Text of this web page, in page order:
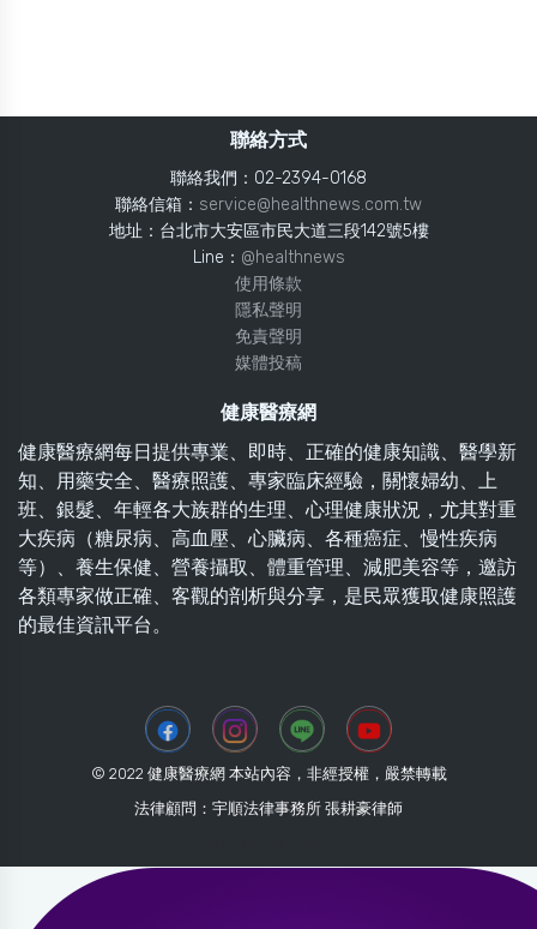
聯絡方式
聯絡我們：02-2394-0168
聯絡信箱： service@healthnews.com.tw
地址：台北市大安區市民大道三段142號5樓
Line： @healthnews
使用條款
隱私聲明
免責聲明
媒體投稿
健康醫療網
健康醫療網每日提供專業、即時、正確的健康知識、醫學新
知、用藥安全、醫療照護、專家臨床經驗，關懷婦幼、上
班、銀髮、年輕各大族群的生理、心理健康狀況，尤其對重
大疾病（糖尿病、高血壓、心臟病、各種癌症、慢性疾病
等）、養生保健、營養攝取、體重管理、減肥美容等，邀訪
各類專家做正確、客觀的剖析與分享，是民眾獲取健康照護
的最佳資訊平台。
© 2022 健康醫療網 本站內容，非經授權，嚴禁轉載
法律顧問：宇順法律事務所 張耕豪律師